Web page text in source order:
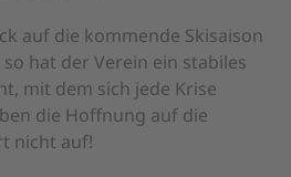
auf die kommende Skisaison
hat der Verein ein stabiles
mit dem sich jede Krise
die Hoffnung auf die
nicht auf!